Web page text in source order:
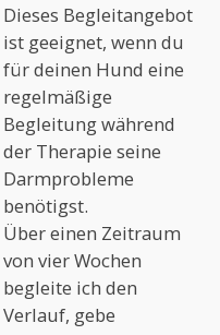
Dieses Begleitangebot
ist geeignet, wenn du
für deinen Hund eine
regelmäßige
Begleitung während
der Therapie seine
Darmprobleme
benötigst.
Über einen Zeitraum
von vier Wochen
begleite ich den
Verlauf, gebe